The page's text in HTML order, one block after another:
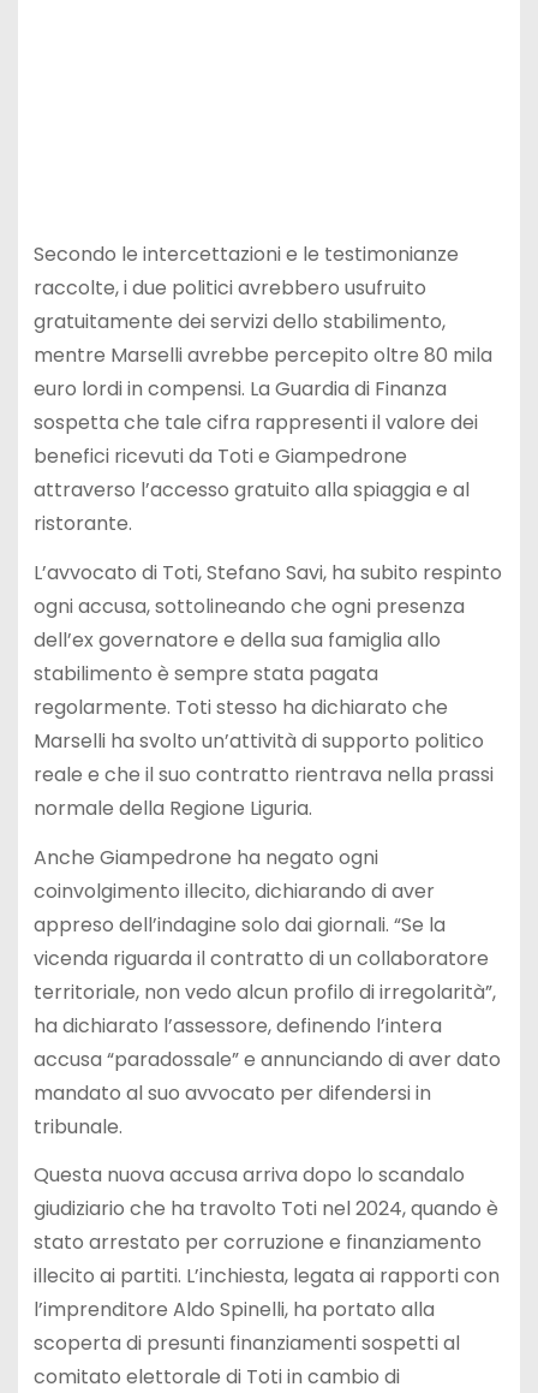
Secondo le intercettazioni e le testimonianze
raccolte, i due politici avrebbero usufruito
gratuitamente dei servizi dello stabilimento,
mentre Marselli avrebbe percepito oltre 80 mila
euro lordi in compensi. La Guardia di Finanza
sospetta che tale cifra rappresenti il valore dei
benefici ricevuti da Toti e Giampedrone
attraverso l’accesso gratuito alla spiaggia e al
ristorante.
L’avvocato di Toti, Stefano Savi, ha subito respinto
ogni accusa, sottolineando che ogni presenza
dell’ex governatore e della sua famiglia allo
stabilimento è sempre stata pagata
regolarmente. Toti stesso ha dichiarato che
Marselli ha svolto un’attività di supporto politico
reale e che il suo contratto rientrava nella prassi
normale della Regione Liguria.
Anche Giampedrone ha negato ogni
coinvolgimento illecito, dichiarando di aver
appreso dell’indagine solo dai giornali. “Se la
vicenda riguarda il contratto di un collaboratore
territoriale, non vedo alcun profilo di irregolarità”,
ha dichiarato l’assessore, definendo l’intera
accusa “paradossale” e annunciando di aver dato
mandato al suo avvocato per difendersi in
tribunale.
Questa nuova accusa arriva dopo lo scandalo
giudiziario che ha travolto Toti nel 2024, quando è
stato arrestato per corruzione e finanziamento
illecito ai partiti. L’inchiesta, legata ai rapporti con
l’imprenditore Aldo Spinelli, ha portato alla
scoperta di presunti finanziamenti sospetti al
comitato elettorale di Toti in cambio di